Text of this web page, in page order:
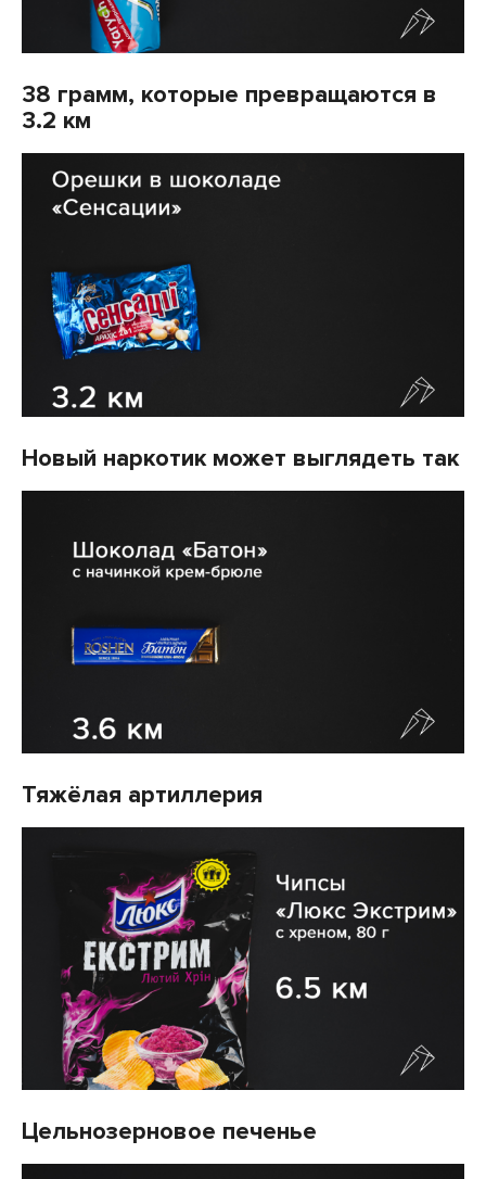
38 грамм, которые превращаются в
3.2 км
Новый наркотик может выглядеть так
Тяжёлая артиллерия
Цельнозерновое печенье